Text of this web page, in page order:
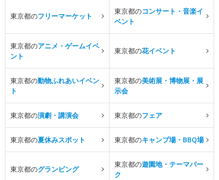
東京都のフリーマーケット
東京都のコンサート・音楽イ
ベント
東京都のアニメ・ゲームイベ
ント
東京都の花イベント
東京都の動物ふれあいイベン
ト
東京都の美術展・博物展・展
示会
東京都の演劇・講演会 東京都のフェア
東京都の夏休みスポット 東京都のキャンプ場・BBQ場
東京都のグランピング
東京都の遊園地・テーマパー
ク